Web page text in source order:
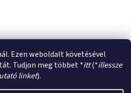
Ezen weboldalt követésével
Tudjon meg többet *itt(*illessze
linket).